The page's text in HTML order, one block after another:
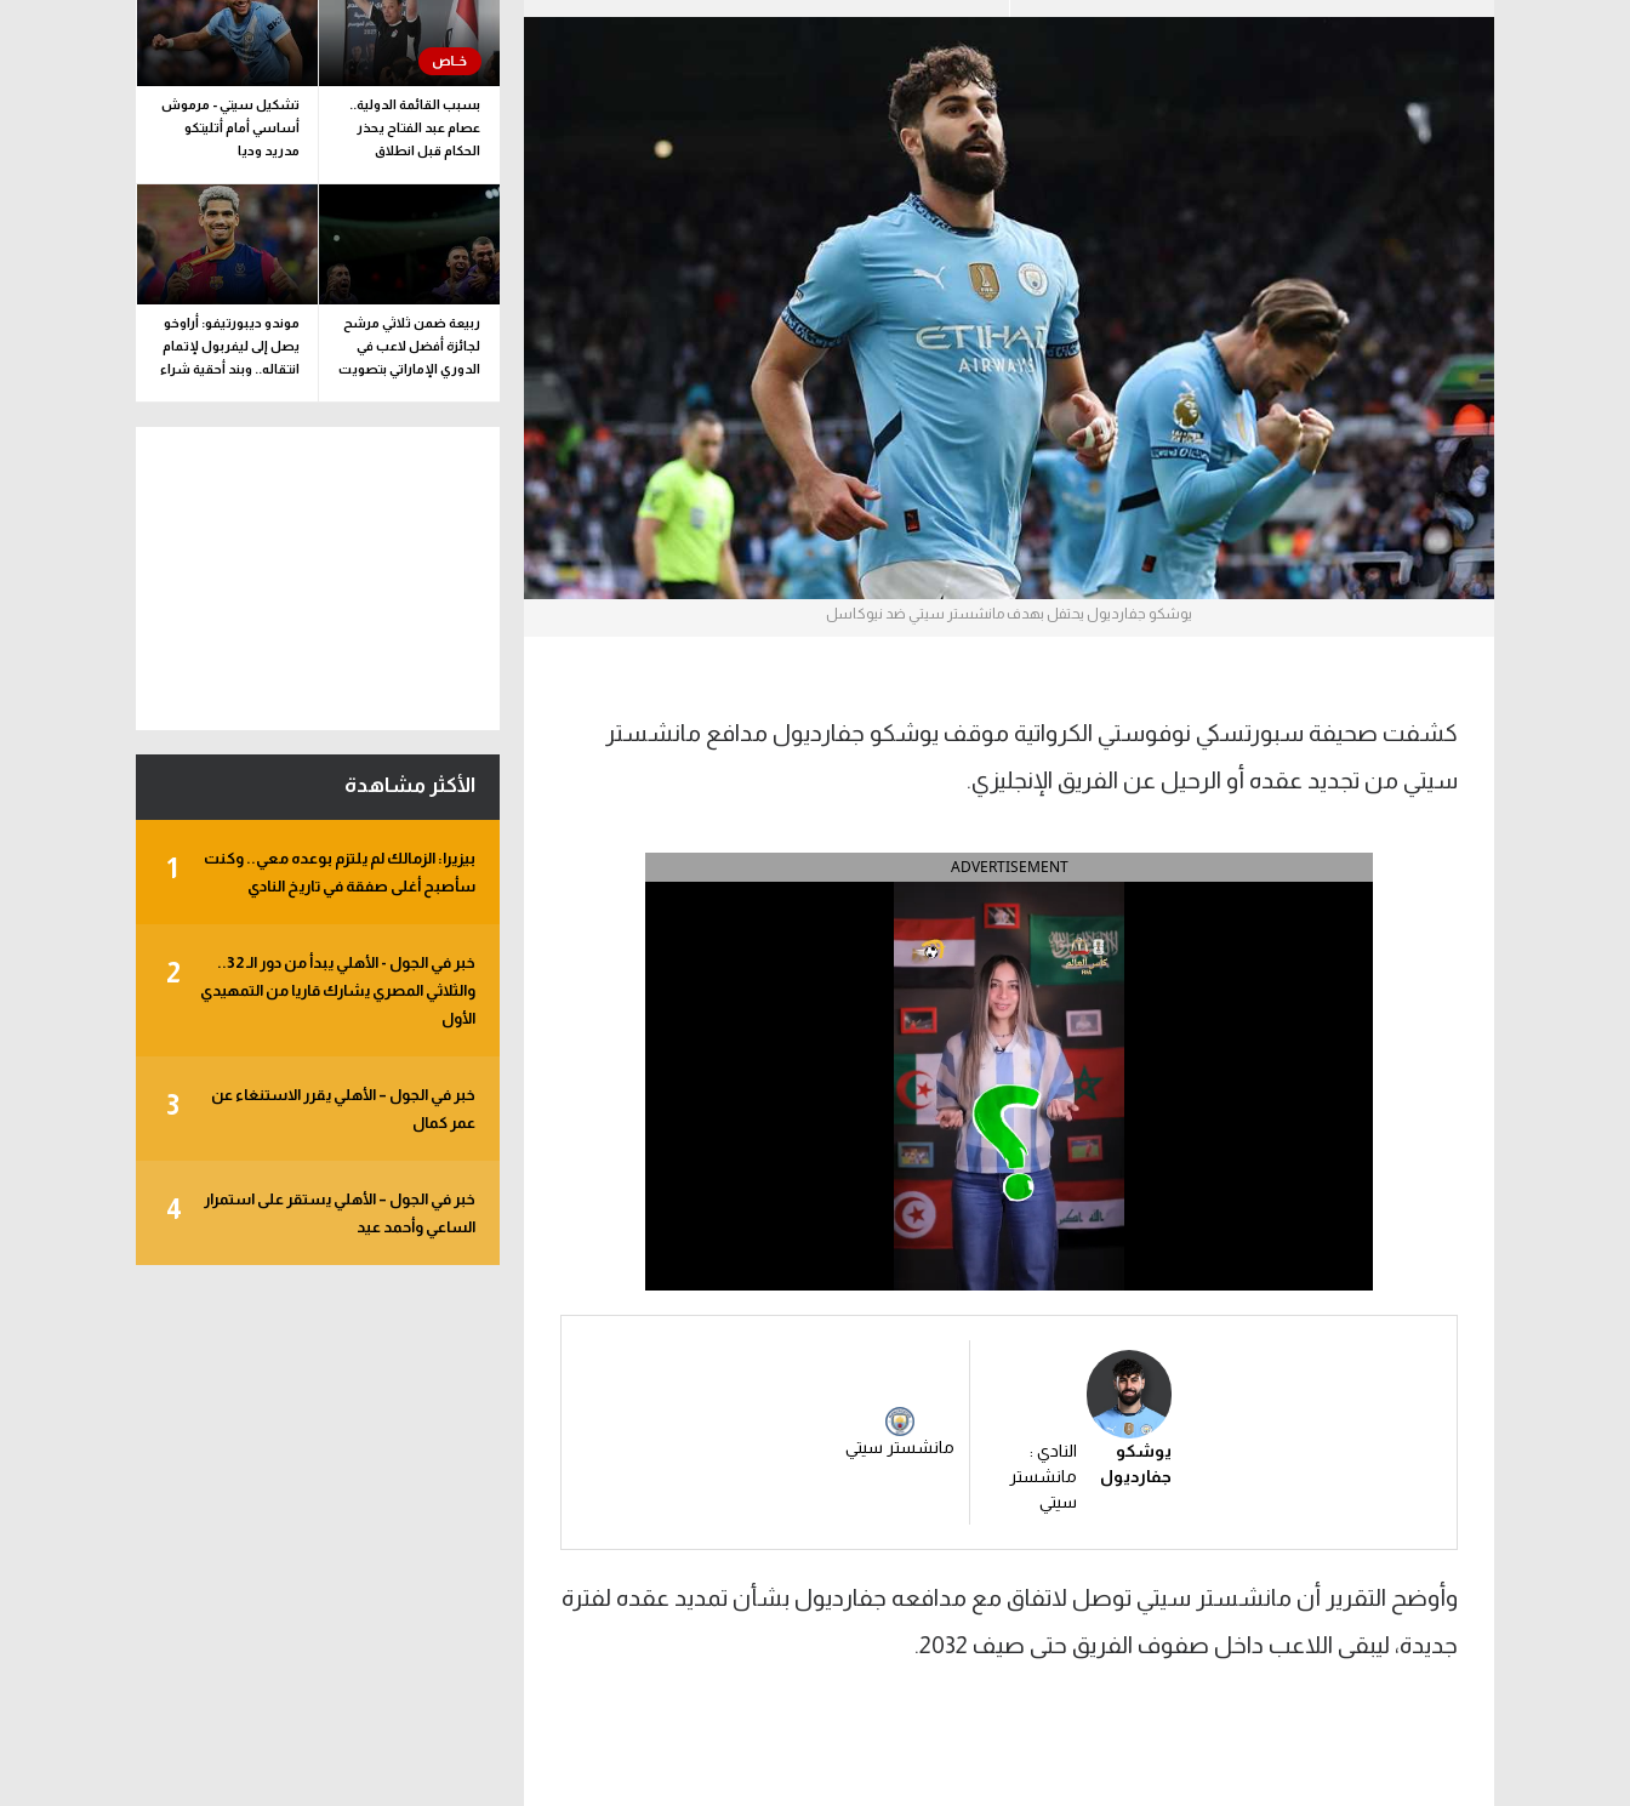
آسيا
يوشكو جفارديول يحتفل بهدف مانشستر سيتي ضد نيوكاسل
كشفت صحيفة سبورتسكي نوفوستي الكرواتية موقف يوشكو جفارديول مدافع مانشستر
سيتي من تجديد عقده أو الرحيل عن الفريق الإنجليزي.
ADVERTISEMENT
يوشكو
جفارديول
النادي :
مانشستر
سيتي
مانشستر سيتي
وأوضح التقرير أن مانشستر سيتي توصل لاتفاق مع مدافعه جفارديول بشأن تمديد عقده لفترة
جديدة، ليبقى اللاعب داخل صفوف الفريق حتى صيف 2032.
بسبب القائمة الدولية..
عصام عبد الفتاح يحذر
الحكام قبل انطلاق
تشكيل سيتي - مرموش
أساسي أمام أتليتكو
مدريد وديا
ربيعة ضمن ثلاثي مرشح
لجائزة أفضل لاعب في
الدوري الإماراتي بتصويت
موندو ديبورتيفو: أراوخو
يصل إلى ليفربول لإتمام
انتقاله.. وبند أحقية شراء
الأكثر مشاهدة
1
بيزيرا: الزمالك لم يلتزم بوعده معي.. وكنت
سأصبح أغلى صفقة في تاريخ النادي
2
خبر في الجول - الأهلي يبدأ من دور الـ 32..
والثلاثي المصري يشارك قاريا من التمهيدي
الأول
3
خبر في الجول – الأهلي يقرر الاستنغاء عن
عمر كمال
4
خبر في الجول – الأهلي يستقر على استمرار
الساعي وأحمد عيد